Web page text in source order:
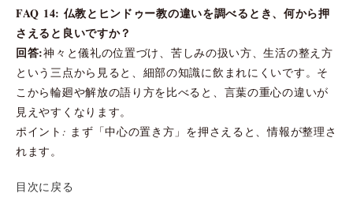
FAQ 14: 仏教とヒンドゥー教の違いを調べるとき、何から押
さえると良いですか？
回答:神々と儀礼の位置づけ、苦しみの扱い方、生活の整え方
という三点から見ると、細部の知識に飲まれにくいです。そ
こから輪廻や解放の語り方を比べると、言葉の重心の違いが
見えやすくなります。
ポイント: まず「中心の置き方」を押さえると、情報が整理さ
れます。
目次に戻る